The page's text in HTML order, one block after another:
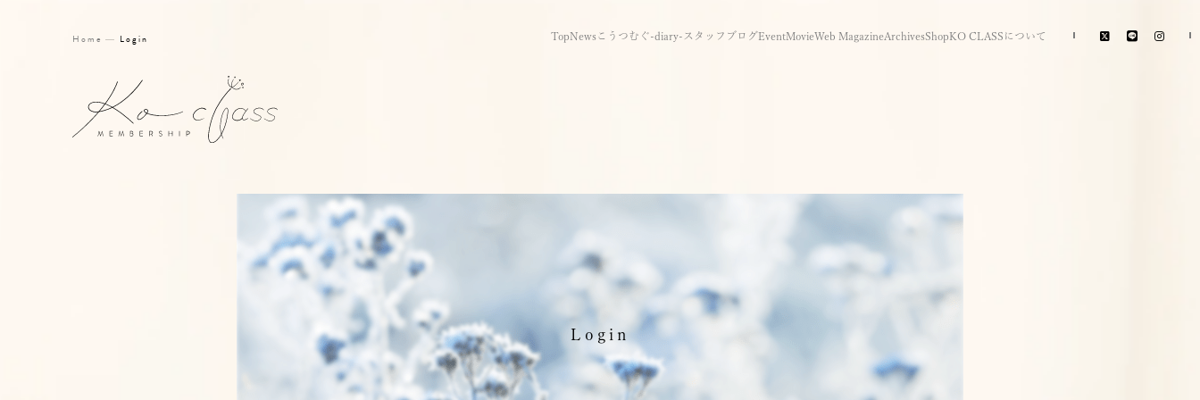
Home Login TopNews こうつむぐ-diary- スタッフブログEventMovieWeb MagazineArchivesShopKO CLASSについて
Login